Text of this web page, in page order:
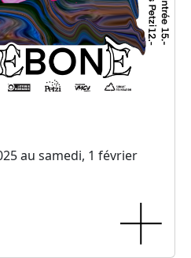
au samedi, 1 février